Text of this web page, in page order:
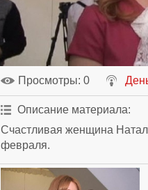
Просмотры: 0
Описание материала:
Счастливая женщина
февраля.